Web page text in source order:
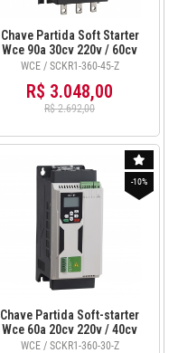
Chave Partida Soft Starter
Wce 90a 30cv 220v / 60cv
380v Ihm - SCKR1-360-45-Z
WCE / SCKR1-360-45-Z
R$ 3.048,00
R$ 2.692,00
-10%
Chave Partida Soft-starter
Wce 60a 20cv 220v / 40cv
380v com Ihm SCKR1-360-
WCE / SCKR1-360-30-Z